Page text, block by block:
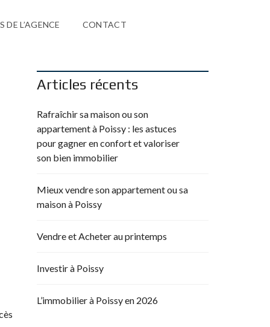
DE L’AGENCE CONTACT
Articles récents
Rafraîchir sa maison ou son
appartement à Poissy : les astuces
pour gagner en confort et valoriser
son bien immobilier
Mieux vendre son appartement ou sa
maison à Poissy
Vendre et Acheter au printemps
Investir à Poissy
L’immobilier à Poissy en 2026